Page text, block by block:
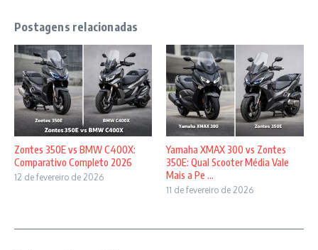
Postagens relacionadas
Zontes 350E vs BMW C400X:
Comparativo Completo 2026
12 de fevereiro de 2026
Yamaha XMAX 300 vs Zontes
350E: Qual Scooter Média Vale
Mais a Pe ...
11 de fevereiro de 2026